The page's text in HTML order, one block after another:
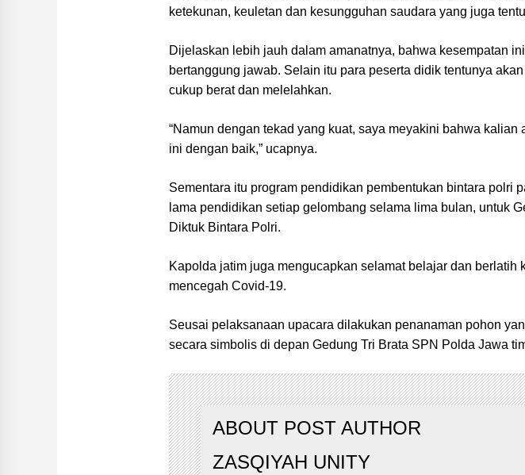
ketekunan, keuletan dan kesungguhan saudara yang juga
Dijelaskan lebih jauh dalam amanatnya, bahwa kesempatan
bertanggung jawab. Selain itu para peserta didik tentunya
cukup berat dan melelahkan.
“Namun dengan tekad yang kuat, saya meyakini bahwa
ini dengan baik,” ucapnya.
Sementara itu program pendidikan pembentukan bintara polri
lama pendidikan setiap gelombang selama lima bulan, untuk
Diktuk Bintara Polri.
Kapolda jatim juga mengucapkan selamat belajar dan
mencegah Covid-19.
Seusai pelaksanaan upacara dilakukan penanaman pohon
secara simbolis di depan Gedung Tri Brata SPN Polda Jawa
ABOUT POST AUTHOR
ZASQIYAH UNITY